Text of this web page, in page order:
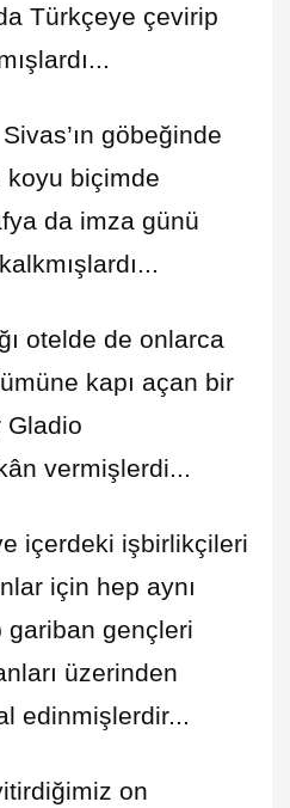
Türkçeye çevirip
göbeğinde
koyu biçimde
da imza günü
otelde de onlarca
kapı açan bir
Gladio
vermişlerdi...
içerdeki işbirlikçileri
için hep aynı
gariban gençleri
üzerinden
edinmişlerdir...
on